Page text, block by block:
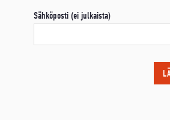
Sähköposti (ei julkaista)